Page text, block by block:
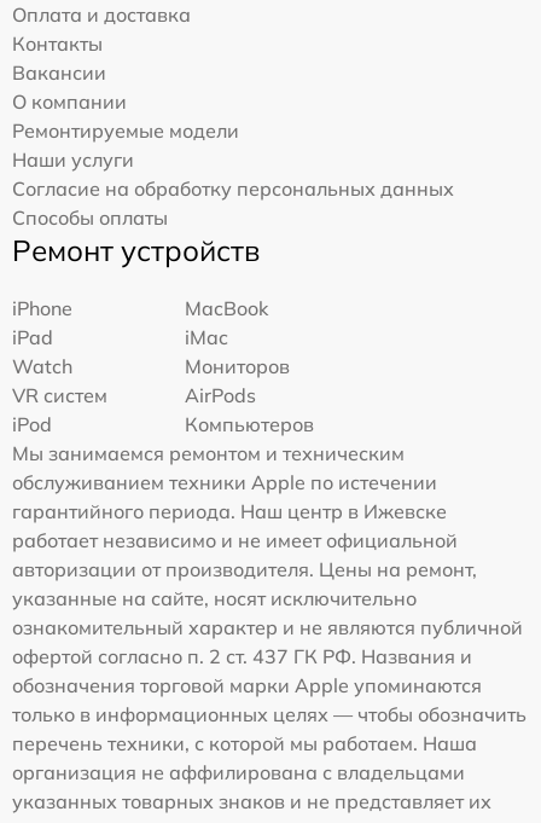
Оплата и доставка
Контакты
Вакансии
О компании
Ремонтируемые модели
Наши услуги
Согласие на обработку персональных данных
Способы оплаты
Ремонт устройств
iPhone
MacBook
iPad
iMac
Watch
Мониторов
VR систем
AirPods
iPod
Компьютеров
Мы занимаемся ремонтом и техническим
обслуживанием техники Apple по истечении
гарантийного периода. Наш центр в Ижевске
работает независимо и не имеет официальной
авторизации от производителя. Цены на ремонт,
указанные на сайте, носят исключительно
ознакомительный характер и не являются публичной
офертой согласно п. 2 ст. 437 ГК РФ. Названия и
обозначения торговой марки Apple упоминаются
только в информационных целях — чтобы обозначить
перечень техники, с которой мы работаем. Наша
организация не аффилирована с владельцами
указанных товарных знаков и не представляет их